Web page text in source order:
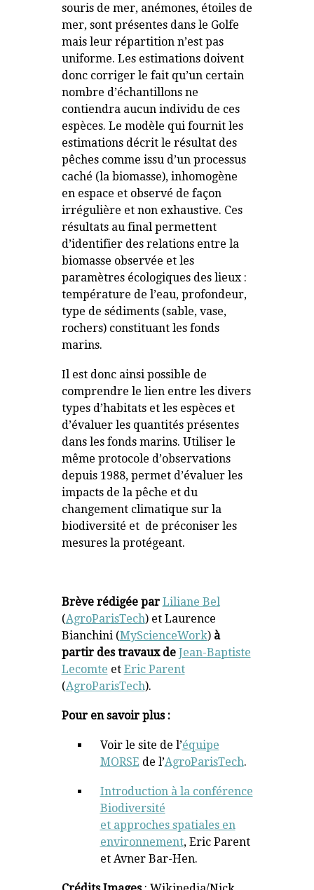
souris de mer, anémones, étoiles de
mer, sont présentes dans le Golfe
mais leur répartition n’est pas
uniforme. Les estimations doivent
donc corriger le fait qu’un certain
nombre d’échantillons ne
contiendra aucun individu de ces
espèces. Le modèle qui fournit les
estimations décrit le résultat des
pêches comme issu d’un processus
caché (la biomasse), inhomogène
en espace et observé de façon
irrégulière et non exhaustive. Ces
résultats au final permettent
d’identifier des relations entre la
biomasse observée et les
paramètres écologiques des lieux :
température de l’eau, profondeur,
type de sédiments (sable, vase,
rochers) constituant les fonds
marins.
Il est donc ainsi possible de
comprendre le lien entre les divers
types d’habitats et les espèces et
d’évaluer les quantités présentes
dans les fonds marins. Utiliser le
même protocole d’observations
depuis 1988, permet d’évaluer les
impacts de la pêche et du
changement climatique sur la
biodiversité et de préconiser les
mesures la protégeant.
Brève rédigée par Liliane Bel
(AgroParisTech) et Laurence
Bianchini (MyScienceWork)à
partir des travaux de Jean-Baptiste
Lecomte et Eric Parent
(AgroParisTech).
Pour en savoir plus :
Voir le site de l’équipe
MORSE de l’AgroParisTech.
Introduction à la conférence
Biodiversité
et approches spatiales en
environnement, Eric Parent
et Avner Bar-Hen.